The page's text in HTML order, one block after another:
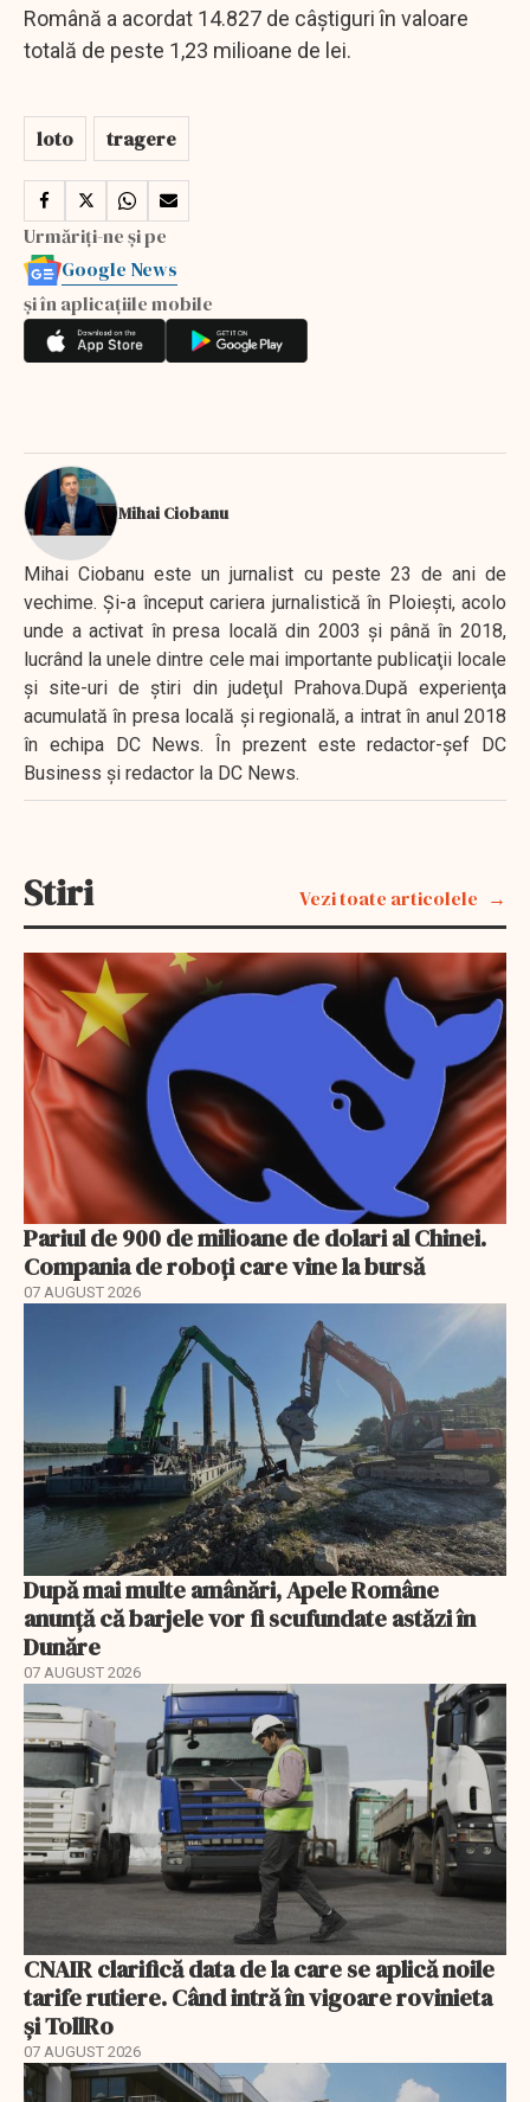
Română a acordat 14.827 de câştiguri în valoare
totală de peste 1,23 milioane de lei.
loto tragere
Urmăriți-ne și pe
Google News
și în aplicațiile mobile
Mihai Ciobanu
Mihai Ciobanu este un jurnalist cu peste 23 de ani de
vechime. Şi-a început cariera jurnalistică în Ploieşti, acolo
unde a activat în presa locală din 2003 şi până în 2018,
lucrând la unele dintre cele mai importante publicaţii locale
şi site-uri de ştiri din judeţul Prahova.După experienţa
acumulată în presa locală şi regională, a intrat în anul 2018
în echipa DC News. În prezent este redactor-şef DC
Business şi redactor la DC News.
Stiri Vezi toate articolele
Pariul de 900 de milioane de dolari al Chinei.
Compania de roboți care vine la bursă
07 AUGUST 2026
După mai multe amânări, Apele Române
anunță că barjele vor fi scufundate astăzi în
Dunăre
07 AUGUST 2026
CNAIR clarifică data de la care se aplică noile
tarife rutiere. Când intră în vigoare rovinieta
și TollRo
07 AUGUST 2026